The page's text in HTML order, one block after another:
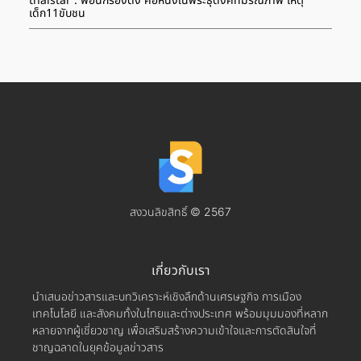
เด็ก11ขับชน
สงวนลิขสิทธิ์ © 2567
เกี่ยวกับเรา
นำเสนอข่าวสารและบทวิเคราะห์เชิงลึกด้านเศรษฐกิจ การเมือง
เทคโนโลยี และสังคมทั้งในไทยและต่างประเทศ พร้อมมุมมองที่หลาก
หลายจากผู้เชี่ยวชาญ เพื่อเสริมสร้างความเข้าใจและการตัดสินใจที่
ชาญฉลาดในยุคข้อมูลข่าวสาร